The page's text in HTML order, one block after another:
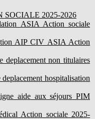
2025-2026
ASIA Action sociale
AIP CIV ASIA Action
non titulaires
hospitalisation
aide aux séjours PIM
Action sociale 2025-